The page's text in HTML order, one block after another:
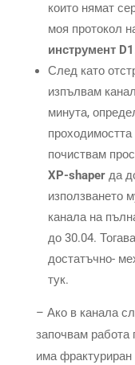
които нямат
моя протокол
инструмент D1
След като
изпълвам
минута,
почиствам
XP-shaperда
използването
канала на
до 30.04.
достатъчно-
тук.
– Ако в канала
започвам работа
има фрактуриран